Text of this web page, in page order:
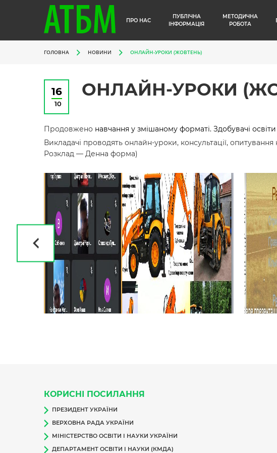
ПРО НАС
ПУБЛІЧНА
ІНФОРМАЦІЯ
МЕТОДИЧНА
РОБОТА
ГОЛОВНА НОВИНИ ОНЛАЙН-УРОКИ (ЖОВТЕНЬ)
16
10
ОНЛАЙН-УРОКИ
Продовжено навчання у змішаному форматі. Здобувачі
Викладачі проводять онлайн-уроки, консультації,
Розклад — Денна форма)
КОРИСНІ ПОСИЛАННЯ
ПРЕЗИДЕНТ УКРАЇНИ
ВЕРХОВНА РАДА УКРАЇНИ
МІНІСТЕРСТВО ОСВІТИ І НАУКИ УКРАЇНИ
ДЕПАРТАМЕНТ ОСВІТИ І НАУКИ (КМДА)